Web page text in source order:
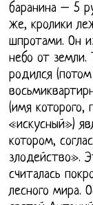
баранина – 5
же, кролики
шпротами. Он
небо от земли.
родился
(имя которого,
«искусный»)
котором,
злодейство».
считалась
лесного мира.